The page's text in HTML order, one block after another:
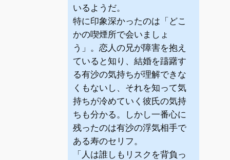
いるようだ。
特に印象深かったのは「どこ
かの喫煙所で会いましょ
う」。恋人の兄が障害を抱え
ていると知り、結婚を躊躇す
る有沙の気持ちが理解できな
くもないし、それを知って気
持ちが冷めていく彼氏の気持
ちも分かる。しかし一番心に
残ったのは有沙の浮気相手で
ある寿のセリフ。
「人は誰しもリスクを背負っ